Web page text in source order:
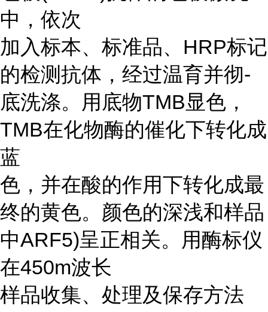
中，依次
加入标本、标准品、HRP标记
的检测抗体，经过温育并彻-
底洗涤。用底物TMB显色，
TMB在化物酶的催化下转化成
蓝
色，并在酸的作用下转化成最
终的黄色。颜色的深浅和样品
中ARF5)呈正相关。用酶标仪
在450m波长
样品收集、处理及保存方法